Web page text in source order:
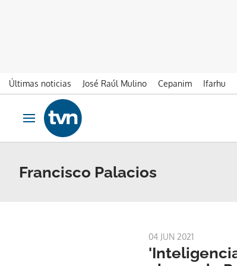
Últimas noticias José Raúl Mulino Cepanim Ifarhu
Ir al contenido
Obrir navegació
Francisco Palacios
04 JUN 2021